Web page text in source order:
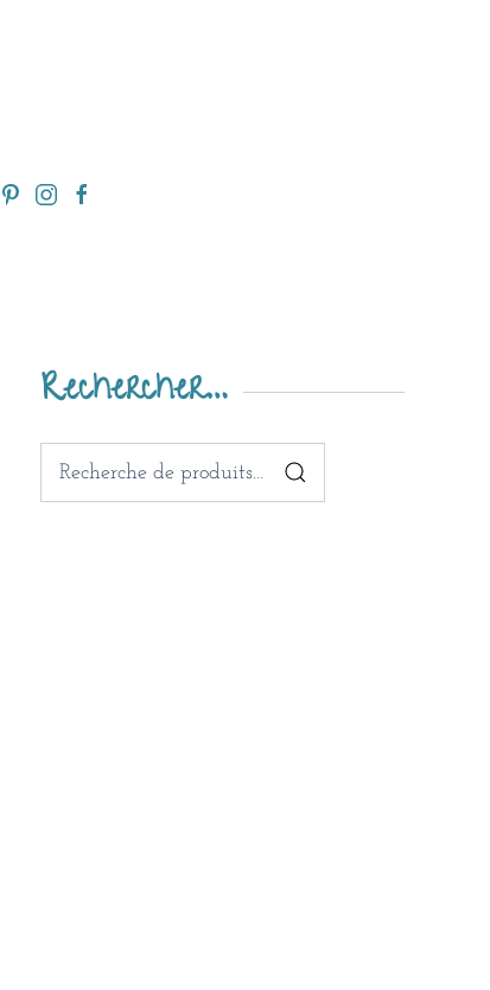
Rechercher…
Recherche